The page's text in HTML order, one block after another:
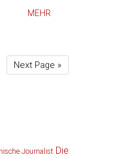
MEHR
Next Page »
Journalist Die